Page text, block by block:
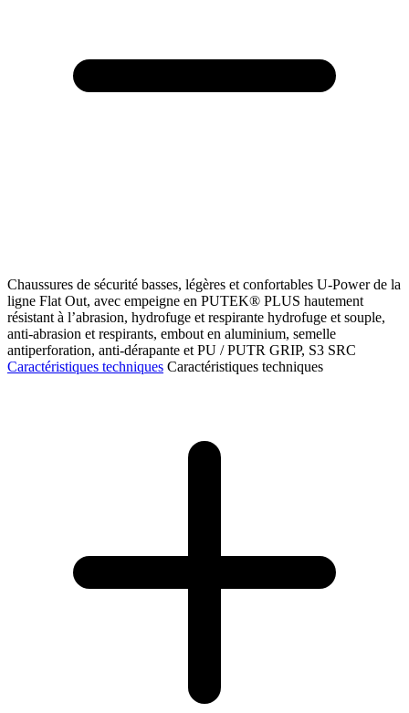
Chaussures de sécurité basses, légères et confortables U-Power de la
ligne Flat Out, avec empeigne en PUTEK® PLUS hautement
résistant à l’abrasion, hydrofuge et respirante hydrofuge et souple,
anti-abrasion et respirants, embout en aluminium, semelle
antiperforation, anti-dérapante et PU / PUTR GRIP, S3 SRC
Caractéristiques techniques Caractéristiques techniques